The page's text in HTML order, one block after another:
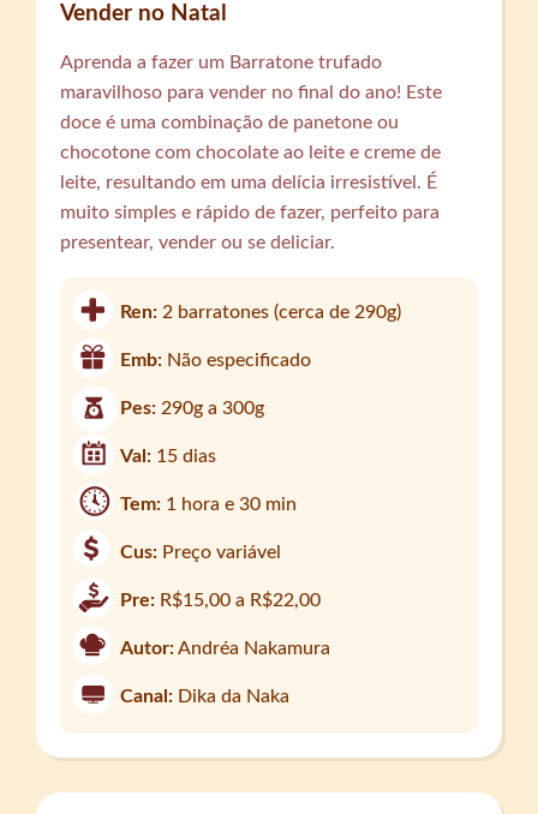
Vender no Natal
Aprenda a fazer um Barratone trufado
maravilhoso para vender no final do ano! Este
doce é uma combinação de panetone ou
chocotone com chocolate ao leite e creme de
leite, resultando em uma delícia irresistível. É
muito simples e rápido de fazer, perfeito para
presentear, vender ou se deliciar.
Ren: 2 barratones (cerca de 290g)
Emb: Não especificado
Pes: 290g a 300g
Val: 15 dias
Tem: 1 hora e 30 min
Cus: Preço variável
Pre: R$15,00 a R$22,00
Autor:Andréa Nakamura
Canal: Dika da Naka